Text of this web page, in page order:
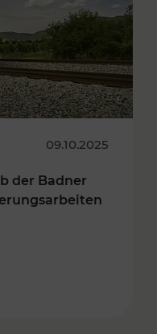
09.10.2025
der Badner